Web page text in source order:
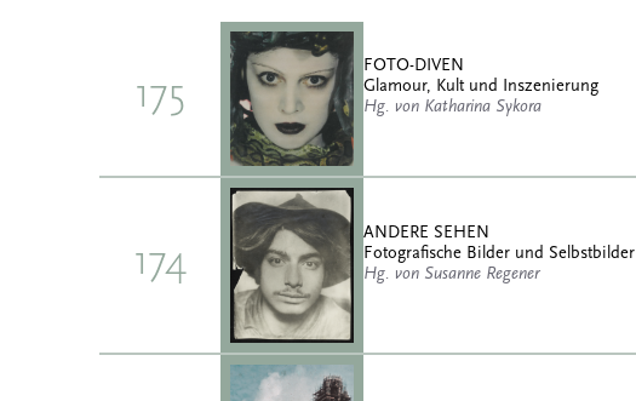
175
FOTO-DIVEN
Glamour, Kult und Inszenierung
Hg. von Katharina Sykora
174
ANDERE SEHEN
Fotografische Bilder und Selbstbilder
Hg. von Susanne Regener